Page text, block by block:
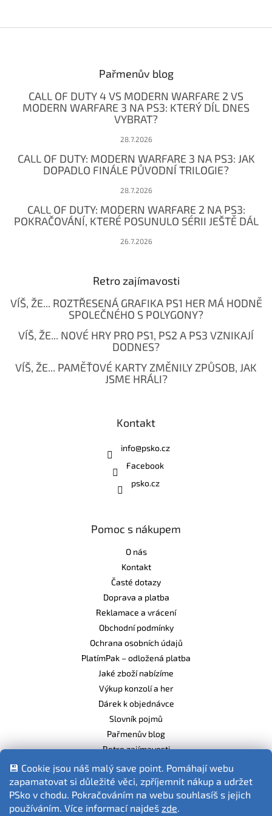
💾 Cookie jsou náš malý save point. Pomáhají webu
zapamatovat si důležité věci, zpříjemnit nákup a udržet
PSko v chodu. Pokračováním na webu souhlasíš s jejich
používáním. Více informací najdeš zde.
Pařmenův blog
CALL OF DUTY 4 VS MODERN WARFARE 2 VS
MODERN WARFARE 3 NA PS3: KTERÝ DÍL DNES
VYBRAT?
28.7.2026
CALL OF DUTY: MODERN WARFARE 3 NA PS3: JAK
DOPADLO FINÁLE PŮVODNÍ TRILOGIE?
28.7.2026
CALL OF DUTY: MODERN WARFARE 2 NA PS3:
POKRAČOVÁNÍ, KTERÉ POSUNULO SÉRII JEŠTĚ DÁL
26.7.2026
Retro zajímavosti
VÍŠ, ŽE... ROZTŘESENÁ GRAFIKA PS1 HER MÁ HODNĚ
SPOLEČNÉHO S POLYGONY?
VÍŠ, ŽE... NOVÉ HRY PRO PS1, PS2 A PS3 VZNIKAJÍ
DODNES?
VÍŠ, ŽE... PAMĚŤOVÉ KARTY ZMĚNILY ZPŮSOB, JAK
JSME HRÁLI?
Kontakt
info@psko.cz
Facebook
psko.cz
Pomoc s nákupem
O nás
Kontakt
Časté dotazy
Doprava a platba
Reklamace a vrácení
Obchodní podmínky
Ochrana osobních údajů
PlatímPak – odložená platba
Jaké zboží nabízíme
Výkup konzolí a her
Dárek k objednávce
Slovník pojmů
Pařmenův blog
Retro zajímavosti
Balíme ekologicky
Fotografie produktů jsou ilustrativní.